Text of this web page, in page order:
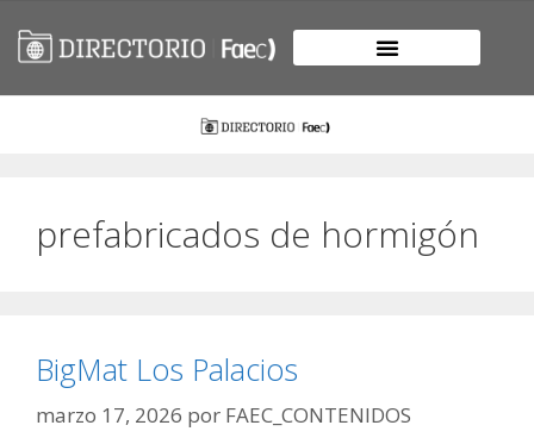
prefabricados de hormigón
BigMat Los Palacios
marzo 17, 2026 por FAEC_CONTENIDOS